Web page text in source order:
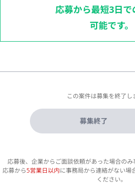
応募から最短3日で
可能です。
この案件は募集を終了し
募集終了
応募後、企業からご面談依頼があった場合のみ
応募から5営業日以内に事務局から連絡がない場
ください。